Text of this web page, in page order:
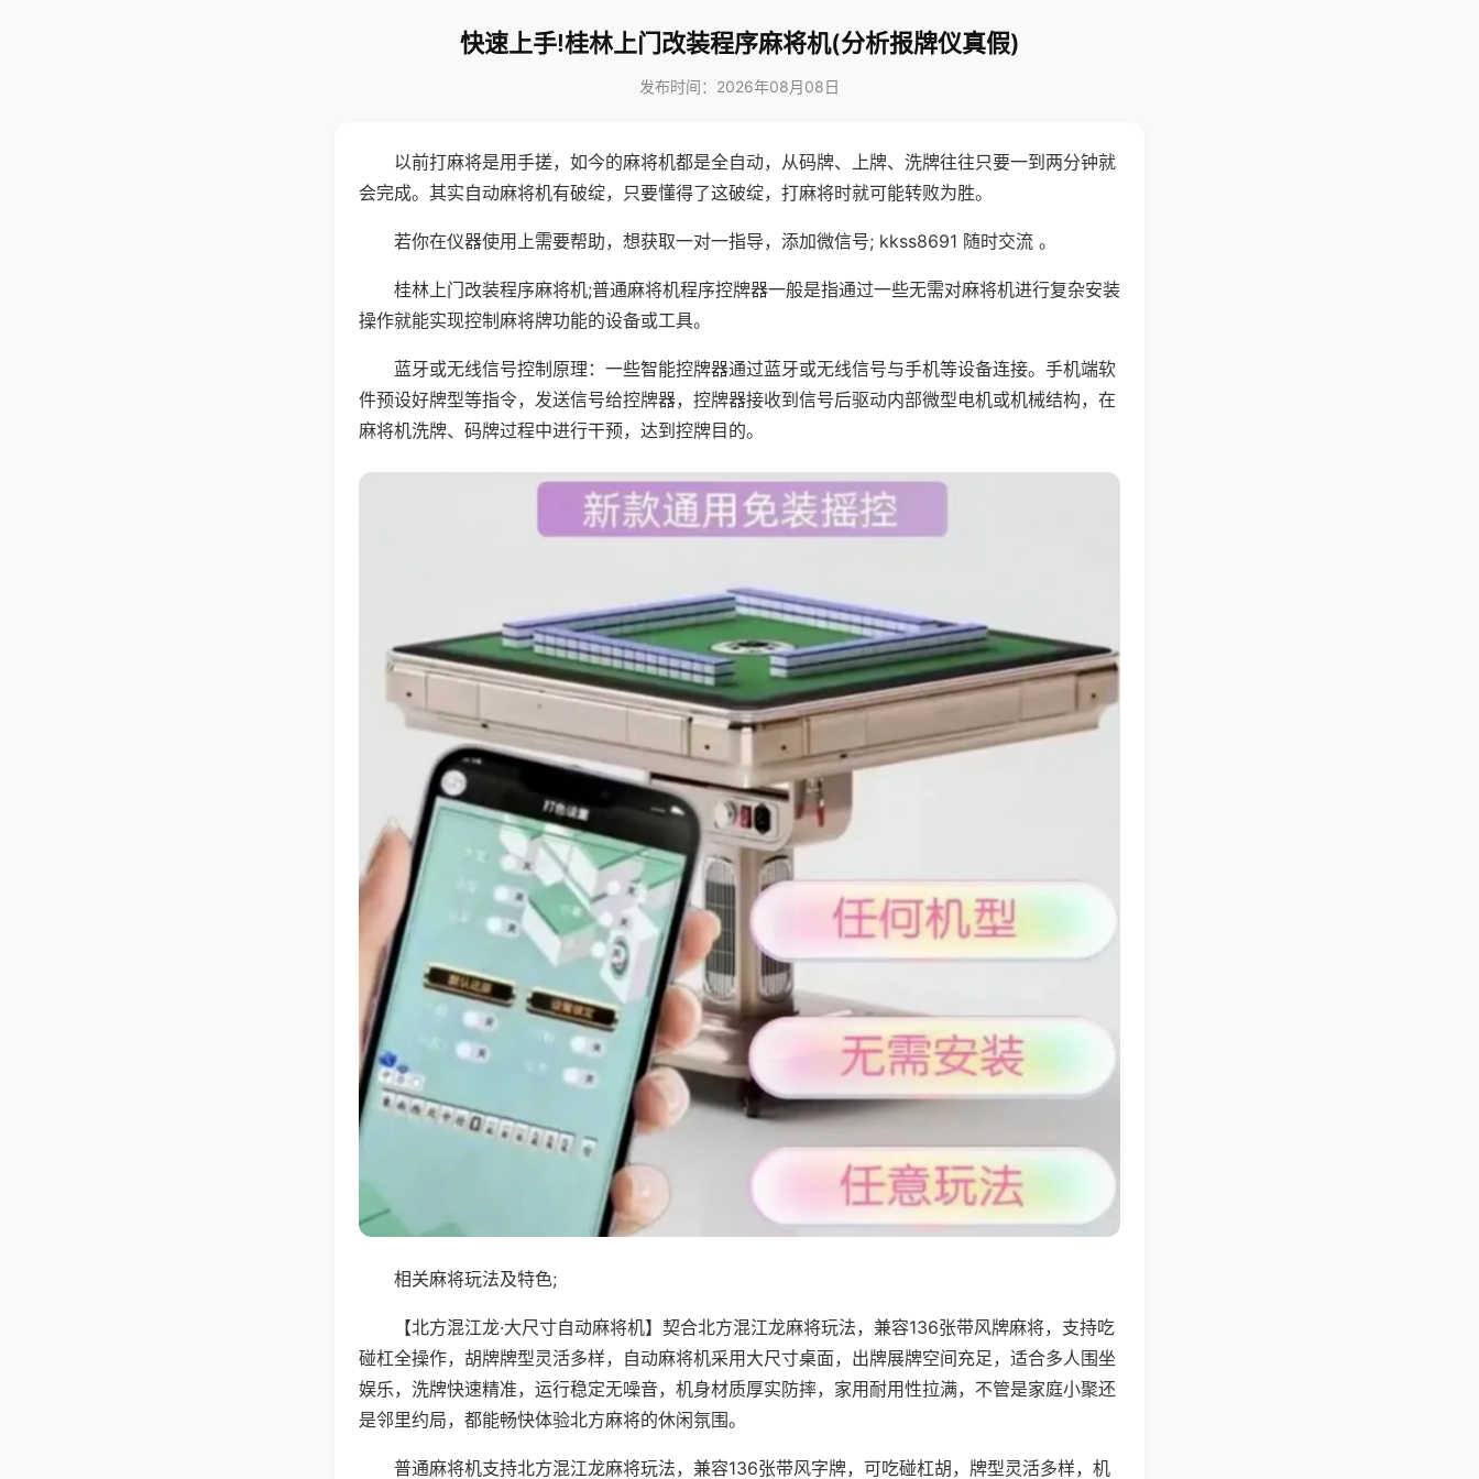
快速上手!桂林上门改装程序麻将机(分析报牌仪真假)
发布时间：2026年08月08日
以前打麻将是用手搓，如今的麻将机都是全自动，从码牌、上牌、洗牌往往只要一到两分钟就
会完成。其实自动麻将机有破绽，只要懂得了这破绽，打麻将时就可能转败为胜。
若你在仪器使用上需要帮助，想获取一对一指导，添加微信号; kkss8691 随时交流 。
桂林上门改装程序麻将机;普通麻将机程序控牌器一般是指通过一些无需对麻将机进行复杂安装
操作就能实现控制麻将牌功能的设备或工具。
蓝牙或无线信号控制原理：一些智能控牌器通过蓝牙或无线信号与手机等设备连接。手机端软
件预设好牌型等指令，发送信号给控牌器，控牌器接收到信号后驱动内部微型电机或机械结构，在
麻将机洗牌、码牌过程中进行干预，达到控牌目的。
相关麻将玩法及特色;
【北方混江龙·大尺寸自动麻将机】契合北方混江龙麻将玩法，兼容136张带风牌麻将，支持吃
碰杠全操作，胡牌牌型灵活多样，自动麻将机采用大尺寸桌面，出牌展牌空间充足，适合多人围坐
娱乐，洗牌快速精准，运行稳定无噪音，机身材质厚实防摔，家用耐用性拉满，不管是家庭小聚还
是邻里约局，都能畅快体验北方麻将的休闲氛围。
普通麻将机支持北方混江龙麻将玩法，兼容136张带风字牌，可吃碰杠胡，牌型灵活多样，机